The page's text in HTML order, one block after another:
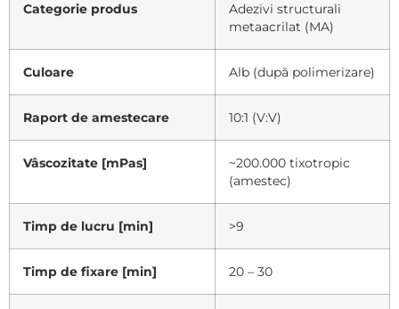
Categorie produs
Adezivi structurali
metaacrilat (MA)
Culoare Alb (după polimerizare)
Raport de amestecare 10:1 (V:V)
Vâscozitate [mPas]
~200.000 tixotropic
(amestec)
Timp de lucru [min] >9
Timp de fixare [min] 20 – 30